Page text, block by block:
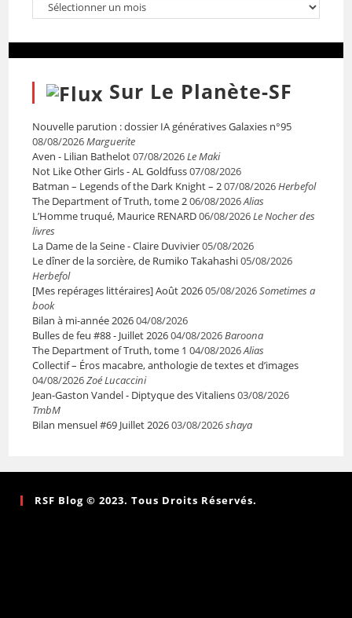
Sur Le Planète-SF
Nouvelle parution : dossier IA génératives Galaxies n°95
08/08/2026Marguerite
Aven - Lilian Bathelot07/08/2026Le Maki
Not Like Other Girls - AL Goldfuss07/08/2026
Batman – Legends of the Dark Knight – 207/08/2026Herbefol
The Department of Truth, tome 206/08/2026Alias
L’Homme truqué, Maurice RENARD06/08/2026Le Nocher des
livres
La Dame de la Seine - Claire Duvivier05/08/2026
Le dîner de la sorcière, de Rumiko Takahashi05/08/2026
Herbefol
[Mes repérages littéraires] Août 202605/08/2026Sometimes a
book
Bilan à mi-année 202604/08/2026
Bulles de feu #88 - Juillet 202604/08/2026Baroona
The Department of Truth, tome 1 04/08/2026Alias
Collectif – Éros macabre, anthologie de textes et d’images
04/08/2026Zoé Lucaccini
Jean-Gaston Vandel - Diptyque des Vitaliens03/08/2026
TmbM
Bilan mensuel #69 Juillet 202603/08/2026shaya
RSF Blog © 2023. Tous Droits Réservés.